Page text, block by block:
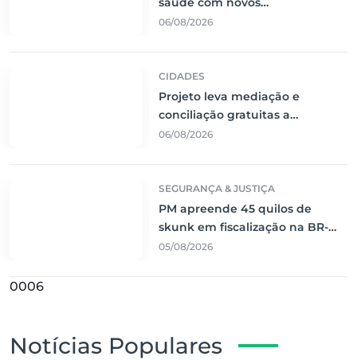
equipamentos para fisioterapia
06/08/2026
CIDADES
Projeto leva mediação e
conciliação gratuitas a
comunidades urbanas e rurais
06/08/2026
SEGURANÇA & JUSTIÇA
PM apreende 45 quilos de
skunk em fiscalização na BR-
262 e prende passageiro em
05/08/2026
0006
Notícias Populares